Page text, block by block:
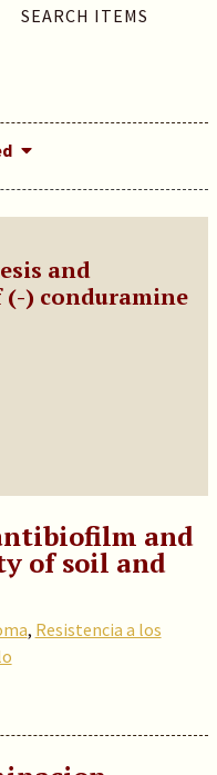
SEARCH ITEMS
and
) conduramine
and
of soil and
, Resistencia a los